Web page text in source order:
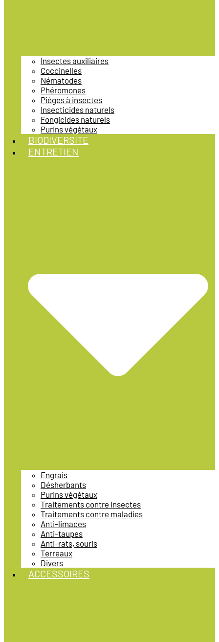
Insectes auxiliaires
Coccinelles
Nématodes
Phéromones
Pièges à insectes
Insecticides naturels
Fongicides naturels
Purins végétaux
BIODIVERSITE
ENTRETIEN
Engrais
Désherbants
Purins végétaux
Traitements contre insectes
Traitements contre maladies
Anti-limaces
Anti-taupes
Anti-rats, souris
Terreaux
Divers
ACCESSOIRES